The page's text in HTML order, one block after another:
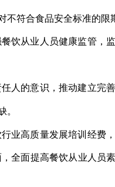
不符合食品安全标准的限
饮从业人员健康监管，
人的意识，推动建立完
。
业高质量发展培训经费
全面提高餐饮从业人员